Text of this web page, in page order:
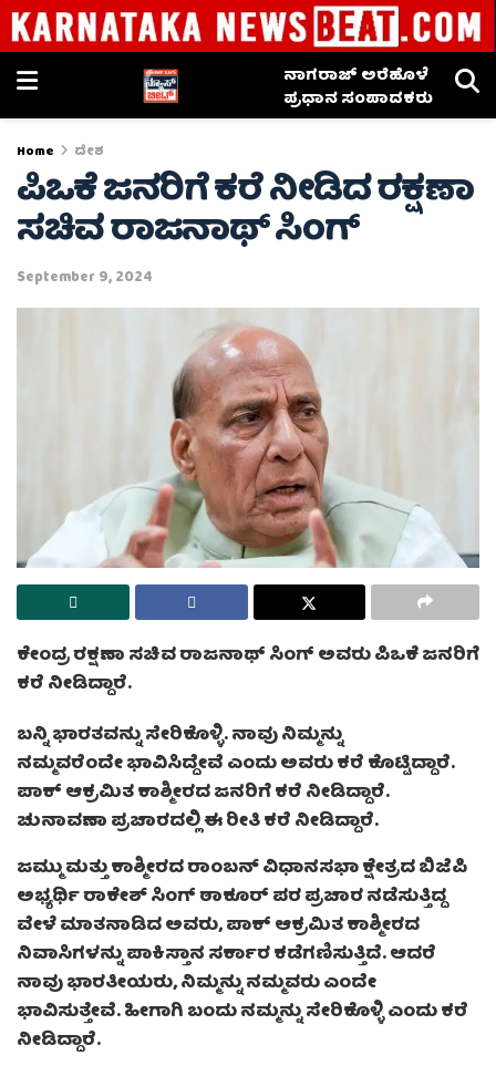
ನಾಗರಾಜ್ ಅರೆಹೊಳೆ
ಪ್ರಧಾನ ಸಂಪಾದಕರು
Home ದೇಶ
ಪಿಒಕೆ ಜನರಿಗೆ ಕರೆ ನೀಡಿದ ರಕ್ಷಣಾ
ಸಚಿವ ರಾಜನಾಥ್ ಸಿಂಗ್
September 9, 2024
ಕೇಂದ್ರ ರಕ್ಷಣಾ ಸಚಿವ ರಾಜನಾಥ್ ಸಿಂಗ್ ಅವರು ಪಿಒಕೆ ಜನರಿಗೆ
ಕರೆ ನೀಡಿದ್ದಾರೆ.
ಬನ್ನಿ ಭಾರತವನ್ನು ಸೇರಿಕೊಳ್ಳಿ. ನಾವು ನಿಮ್ಮನ್ನು
ನಮ್ಮವರೆಂದೇ ಭಾವಿಸಿದ್ದೇವೆ ಎಂದು ಅವರು ಕರೆ ಕೊಟ್ಟಿದ್ದಾರೆ.
ಪಾಕ್ ಆಕ್ರಮಿತ ಕಾಶ್ಮೀರದ ಜನರಿಗೆ ಕರೆ ನೀಡಿದ್ದಾರೆ.
ಚುನಾವಣಾ ಪ್ರಚಾರದಲ್ಲಿ ಈ ರೀತಿ ಕರೆ ನೀಡಿದ್ದಾರೆ.
ಜಮ್ಮು ಮತ್ತು ಕಾಶ್ಮೀರದ ರಾಂಬನ್‌ ವಿಧಾನಸಭಾ ಕ್ಷೇತ್ರದ ಬಿಜೆಪಿ
ಅಭ್ಯರ್ಥಿ ರಾಕೇಶ್‌ ಸಿಂಗ್‌ ಠಾಕೂರ್‌ ಪರ ಪ್ರಚಾರ ನಡೆಸುತ್ತಿದ್ದ
ವೇಳೆ ಮಾತನಾಡಿದ ಅವರು, ಪಾಕ್‌ ಆಕ್ರಮಿತ ಕಾಶ್ಮೀರದ
ನಿವಾಸಿಗಳನ್ನು ಪಾಕಿಸ್ತಾನ ಸರ್ಕಾರ ಕಡೆಗಣಿಸುತ್ತಿದೆ. ಆದರೆ
ನಾವು ಭಾರತೀಯರು, ನಿಮ್ಮನ್ನು ನಮ್ಮವರು ಎಂದೇ
ಭಾವಿಸುತ್ತೇವೆ. ಹೀಗಾಗಿ ಬಂದು ನಮ್ಮನ್ನು ಸೇರಿಕೊಳ್ಳಿ ಎಂದು ಕರೆ
ನೀಡಿದ್ದಾರೆ.